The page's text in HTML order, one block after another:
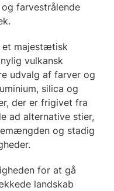
farvestrålende
et majestætisk
vulkansk
udvalg af farver og
silica og
der er frigivet fra
ad alternative stier,
og stadig
for at gå
landskab